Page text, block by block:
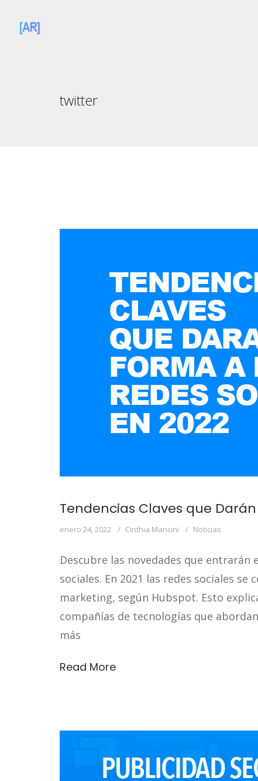
twitter
Tendencias Claves que
enero 24, 2022 Cinthia Mancini Noticias
Descubre las novedades que entrarán
sociales. En 2021 las redes sociales
marketing, según Hubspot. Esto
compañías de tecnologías que
más
Read More